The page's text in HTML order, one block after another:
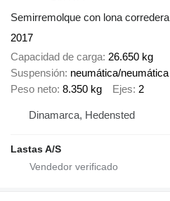
Semirremolque con lona corredera
2017
Capacidad de carga 26.650 kg
Suspensión neumática/neumática
Peso neto 8.350 kg Ejes 2
Dinamarca, Hedensted
Lastas A/S